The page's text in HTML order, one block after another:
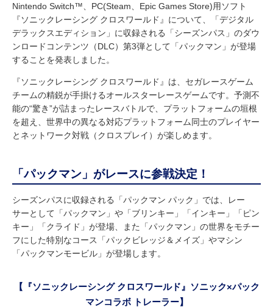
Nintendo Switch™、PC(Steam、Epic Games Store)用ソフト
『ソニックレーシング クロスワールド』について、「デジタル
デラックスエディション」に収録される「シーズンパス」のダウ
ンロードコンテンツ（DLC）第3弾として「パックマン」が登場
することを発表しました。
『ソニックレーシング クロスワールド』は、セガレースゲーム
チームの精鋭が手掛けるオールスターレースゲームです。予測不
能の“驚き”が詰まったレースバトルで、プラットフォームの垣根
を超え、世界中の異なる対応プラットフォーム同士のプレイヤー
とネットワーク対戦（クロスプレイ）が楽しめます。
「パックマン」がレースに参戦決定！
シーズンパスに収録される「パックマン パック」では、レー
サーとして「パックマン」や「ブリンキー」「インキー」「ピン
キー」「クライド」が登場、また「パックマン」の世界をモチー
フにした特別なコース「パックビレッジ＆メイズ」やマシン
「パックマンモービル」が登場します。
【『ソニックレーシング クロスワールド』ソニック×パック
マンコラボ トレーラー】